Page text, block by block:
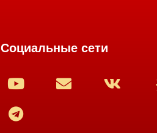
Социальные сети